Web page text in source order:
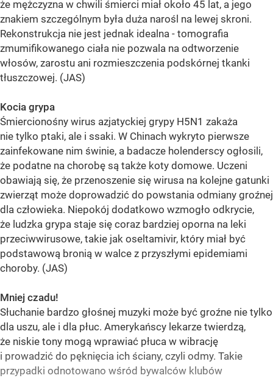
że mężczyzna w chwili śmierci miał około 45 lat, a jego
znakiem szczególnym była duża narośl na lewej skroni.
Rekonstrukcja nie jest jednak idealna - tomografia
zmumifikowanego ciała nie pozwala na odtworzenie
włosów, zarostu ani rozmieszczenia podskórnej tkanki
tłuszczowej. (JAS)
Kocia grypa
Śmiercionośny wirus azjatyckiej grypy H5N1 zakaża
nie tylko ptaki, ale i ssaki. W Chinach wykryto pierwsze
zainfekowane nim świnie, a badacze holenderscy ogłosili,
że podatne na chorobę są także koty domowe. Uczeni
obawiają się, że przenoszenie się wirusa na kolejne gatunki
zwierząt może doprowadzić do powstania odmiany groźnej
dla człowieka. Niepokój dodatkowo wzmogło odkrycie,
że ludzka grypa staje się coraz bardziej oporna na leki
przeciwwirusowe, takie jak oseltamivir, który miał być
podstawową bronią w walce z przyszłymi epidemiami
choroby. (JAS)
Mniej czadu!
Słuchanie bardzo głośnej muzyki może być groźne nie tylko
dla uszu, ale i dla płuc. Amerykańscy lekarze twierdzą,
że niskie tony mogą wprawiać płuca w wibrację
i prowadzić do pęknięcia ich ściany, czyli odmy. Takie
przypadki odnotowano wśród bywalców klubów